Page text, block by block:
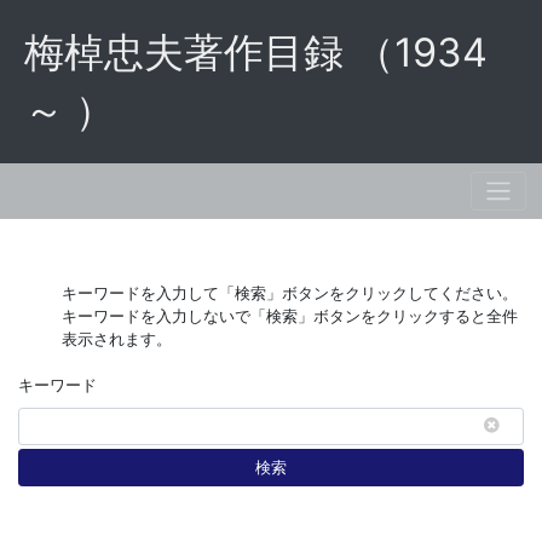
梅棹忠夫著作目録 （1934
～ ）
キーワードを入力して「検索」ボタンをクリックしてください。
キーワードを入力しないで「検索」ボタンをクリックすると全件
表示されます。
キーワード
検索